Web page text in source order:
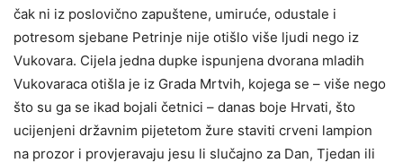
čak ni iz poslovično zapuštene, umiruće, odustale i
potresom sjebane Petrinje nije otišlo više ljudi nego iz
Vukovara. Cijela jedna dupke ispunjena dvorana mladih
Vukovaraca otišla je iz Grada Mrtvih, kojega se – više nego
što su ga se ikad bojali četnici – danas boje Hrvati, što
ucijenjeni državnim pijetetom žure staviti crveni lampion
na prozor i provjeravaju jesu li slučajno za Dan, Tjedan ili